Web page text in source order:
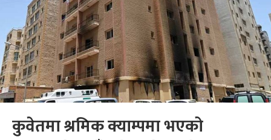
कुवेतमा श्रमिक क्याम्पमा भएको